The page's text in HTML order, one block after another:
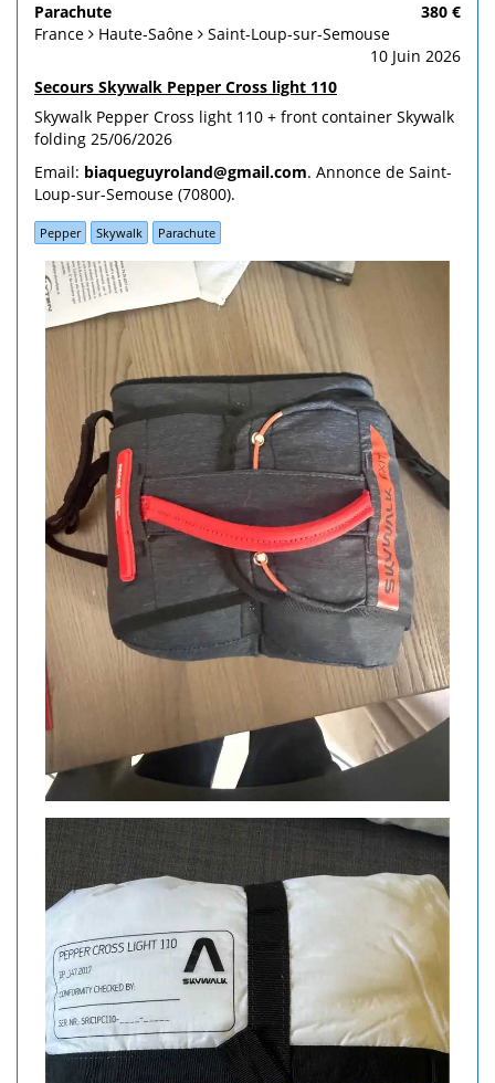
Parachute
380 €
France
Haute-Saône
Saint-Loup-sur-Semouse
10 Juin 2026
Secours Skywalk Pepper Cross light 110
Skywalk Pepper Cross light 110 + front container Skywalk
folding 25/06/2026
Email: biaqueguyroland@gmail.com. Annonce de Saint-
Loup-sur-Semouse (70800).
Pepper Skywalk Parachute